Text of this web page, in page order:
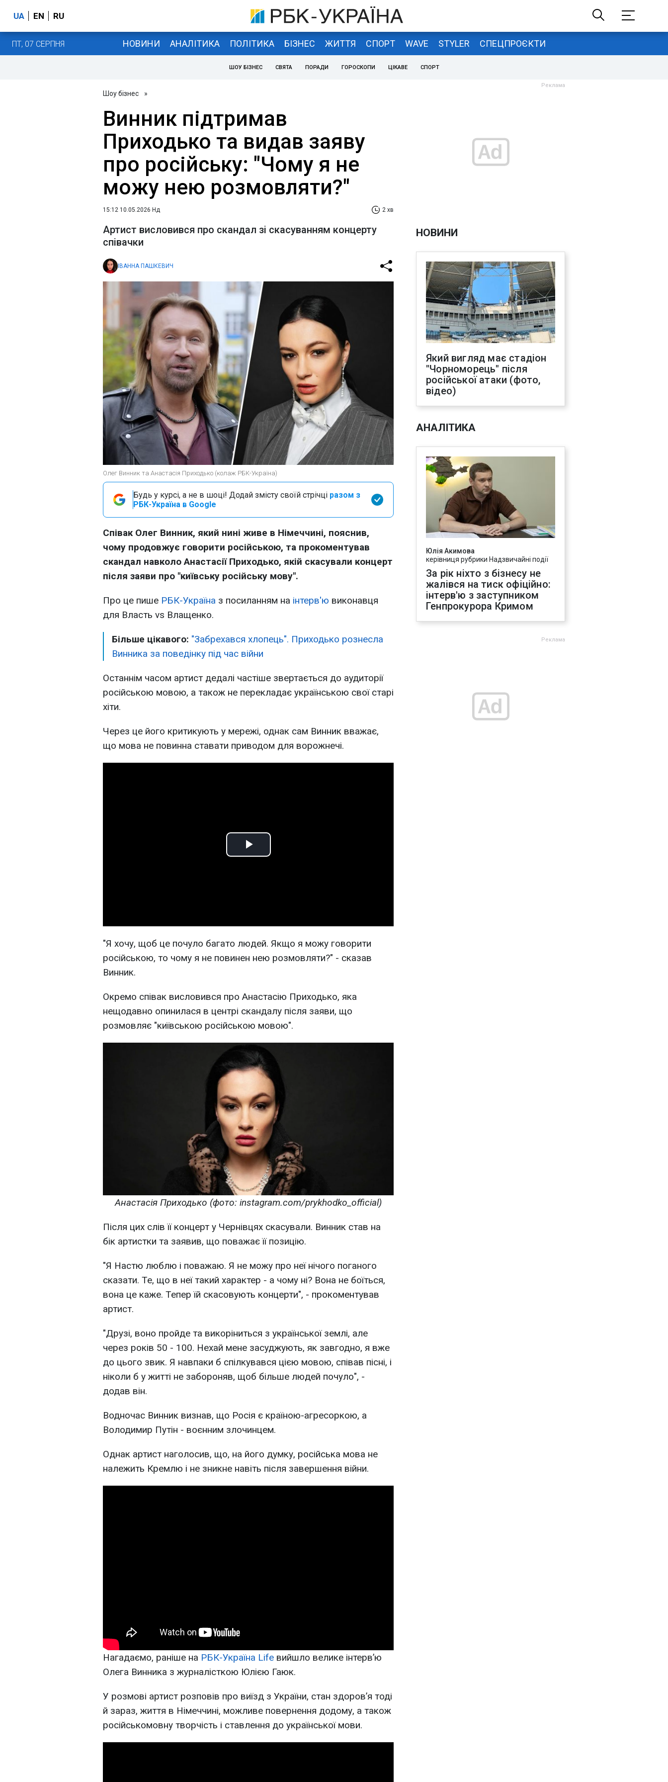
UA EN RU
ПТ, 07 СЕРПНЯ НОВИНИ АНАЛІТИКА ПОЛІТИКА БІЗНЕС ЖИТТЯ СПОРТ WAVE STYLER СПЕЦПРОЄКТИ
ШОУ БІЗНЕС СВЯТА ПОРАДИ ГОРОСКОПИ ЦІКАВЕ СПОРТ
Шоу бізнес »
Винник підтримав
Приходько та видав заяву
про російську: "Чому я не
можу нею розмовляти?"
15:12 10.05.2026 Нд 2 хв
Артист висловився про скандал зі скасуванням концерту
співачки
ІВАННА ПАШКЕВИЧ
Олег Винник та Анастасія Приходько (колаж РБК-Україна)
Будь у курсі, а не в шоці! Додай змісту своїй стрічці разом з
РБК-Україна в Google
Співак Олег Винник, який нині живе в Німеччині, пояснив,
чому продовжує говорити російською, та прокоментував
скандал навколо Анастасії Приходько, якій скасували концерт
після заяви про "київську російську мову".
Про це пише РБК-Україна з посиланням на інтерв'ю виконавця
для Власть vs Влащенко.
Більше цікавого: "Забрехався хлопець". Приходько рознесла
Винника за поведінку під час війни
Останнім часом артист дедалі частіше звертається до аудиторії
російською мовою, а також не перекладає українською свої старі
хіти.
Через це його критикують у мережі, однак сам Винник вважає,
що мова не повинна ставати приводом для ворожнечі.
Play
"Я хочу, щоб це почуло багато людей. Якщо я можу говорити
російською, то чому я не повинен нею розмовляти?" - сказав
Винник.
Окремо співак висловився про Анастасію Приходько, яка
нещодавно опинилася в центрі скандалу після заяви, що
розмовляє "київською російською мовою".
Анастасія Приходько (фото: instagram.com/prykhodko_official)
Після цих слів її концерт у Чернівцях скасували. Винник став на
бік артистки та заявив, що поважає її позицію.
"Я Настю люблю і поважаю. Я не можу про неї нічого поганого
сказати. Те, що в неї такий характер - а чому ні? Вона не боїться,
вона це каже. Тепер їй скасовують концерти", - прокоментував
артист.
"Друзі, воно пройде та викоріниться з української землі, але
через років 50 - 100. Нехай мене засуджують, як завгодно, я вже
до цього звик. Я навпаки б спілкувався цією мовою, співав пісні, і
ніколи б у житті не забороняв, щоб більше людей почуло", -
додав він.
Водночас Винник визнав, що Росія є країною-агресоркою, а
Володимир Путін - воєнним злочинцем.
Однак артист наголосив, що, на його думку, російська мова не
належить Кремлю і не зникне навіть після завершення війни.
Нагадаємо, раніше на РБК-Україна Life вийшло велике інтерв’ю
Олега Винника з журналісткою Юлією Гаюк.
У розмові артист розповів про виїзд з України, стан здоров’я тоді
й зараз, життя в Німеччині, можливе повернення додому, а також
російськомовну творчість і ставлення до української мови.
НОВИНИ
Який вигляд має стадіон
"Чорноморець" після
російської атаки (фото,
відео)
АНАЛІТИКА
Юлія Акимова
керівниця рубрики Надзвичайні події
За рік ніхто з бізнесу не
жалівся на тиск офіційно:
інтерв'ю з заступником
Генпрокурора Кримом